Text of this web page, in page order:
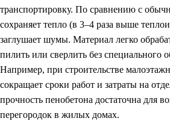
транспортировку. По сравнению с
сохраняет тепло (в 3–4 раза выше
заглушает шумы. Материал легко
пилить или сверлить без специального
Например, при строительстве
сокращает сроки работ и затраты на
прочность пенобетона достаточна для
перегородок в жилых домах.